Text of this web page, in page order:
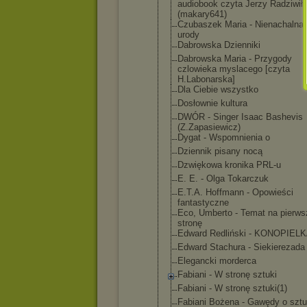
audiobook czyta Jerzy
(makary641)
Czubaszek Maria - Nienachalna z
urody
Dabrowska Dzienniki
Dabrowska Maria - Przygody
czlowieka myslacego [czyta
H.Labonarska]
Dla Ciebie wszystko
Dosłownie kultura
DWÓR - Singer Isaac Bashevis
(Z.Zapasiewicz)
Dygat - Wspomnienia o
Dziennik pisany nocą
Dzwiękowa kronika PRL-u
E. E. - Olga Tokarczuk
E.T.A. Hoffmann - Opowieści
fantastyczne
Eco, Umberto - Temat na
stronę
Edward Redliński -
Edward Stachura - Siekierezada
Elegancki morderca
Fabiani - W stronę sztuki
Fabiani - W stronę sztuki(1)
Fabiani Bożena - Gawędy o